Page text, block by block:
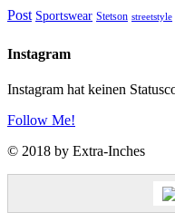
Post Sportswear Stetson streetstyle
Instagram
Instagram hat keinen
Follow Me!
© 2018 by Extra-Inches